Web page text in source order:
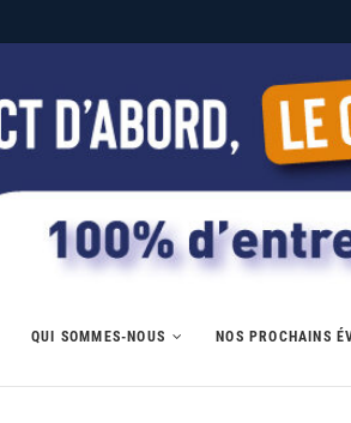
QUI SOMMES-NOUS NOS PROCHAINS